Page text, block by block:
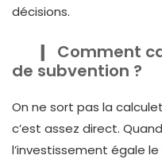
décisions.
Comment
de subvention ?
On ne sort pas la
c’est assez direct.
l’investissement égale